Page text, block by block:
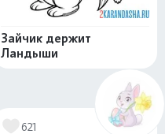
Зайчик держит
Ландыши
621